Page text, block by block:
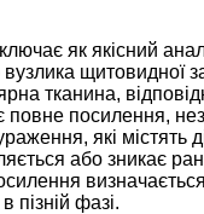
як якісний
щитовидної
тканина,
посилення,
які містять
або зникає
пізній фазі.